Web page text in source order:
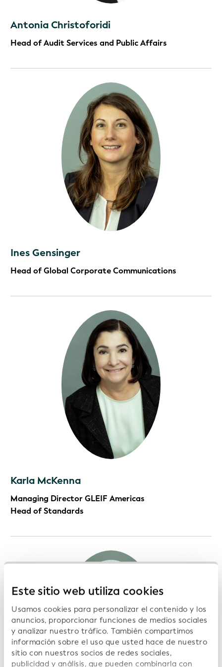
Este sitio web utiliza cookies
Usamos cookies para personalizar el contenido y los
anuncios, proporcionar funciones de medios sociales
y analizar nuestro tráfico. También compartimos
información sobre el uso que usted hace de nuestro
sitio con nuestros socios de redes sociales,
publicidad y análisis, que pueden combinarla con
Antonia Christoforidi
Head of Audit Services and Public Affairs
Ines Gensinger
Head of Global Corporate Communications
Karla McKenna
Managing Director GLEIF Americas
Head of Standards